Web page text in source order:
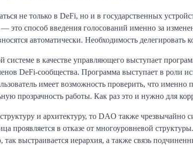
не только в DeFi, но и в государственных
это способ введения голосований именно за
автоматически. Необходимость делегировать
системе в качестве управляющего выступает
DeFi-сообщества. Программа выступает в
имеет возможность проверить, что именно
прозрачность работы. Как раз это и нужно для
и архитектуру, то DAO также чрезвычайно
проявляется в отказе от многоуровневой
выстраивается иерархия, а также связь